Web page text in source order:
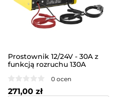
Prostownik 12/24V - 30A z
funkcją rozruchu 130A
0 ocen
271,00 zł